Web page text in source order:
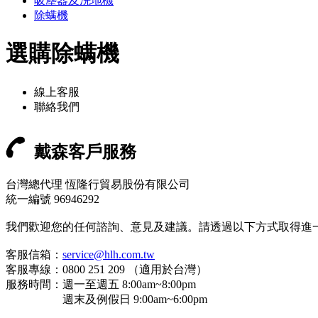
除螨機
選購除螨機
線上客服
聯絡我們
戴森客戶服務
台灣總代理 恆隆行貿易股份有限公司
統一編號 96946292
我們歡迎您的任何諮詢、意見及建議。請透過以下方式取得進
客服信箱： service@hlh.com.tw
客服專線：0800 251 209 （適用於台灣）
服務時間：週一至週五 8:00am~8:00pm
週末及例假日 9:00am~6:00pm